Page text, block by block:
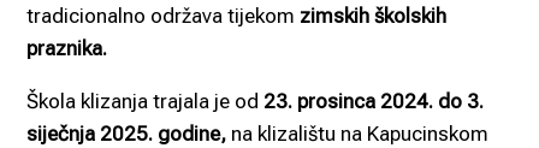
tradicionalno održava tijekom zimskih školskih
praznika.
Škola klizanja trajala je od 23. prosinca 2024. do 3.
siječnja 2025. godine, na klizalištu na Kapucinskom